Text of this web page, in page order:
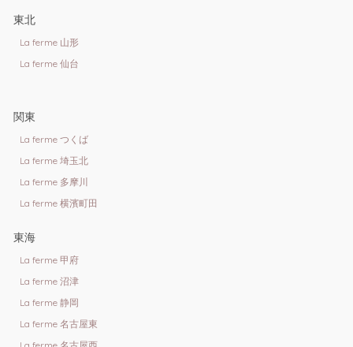
東北
La ferme 山形
La ferme 仙台
関東
La ferme つくば
La ferme 埼玉北
La ferme 多摩川
La ferme 横濱町田
東海
La ferme 甲府
La ferme 沼津
La ferme 静岡
La ferme 名古屋東